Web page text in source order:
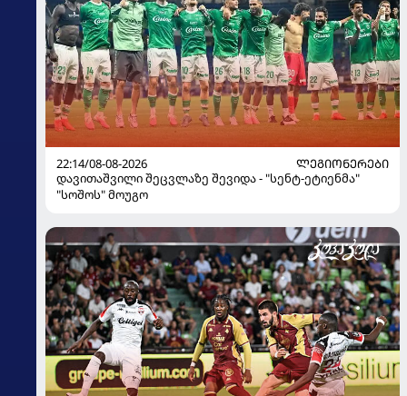
22:14/08-08-2026
ᲚᲔᲒᲘᲝᲜᲔᲠᲔᲑᲘ
დავითაშვილი შეცვლაზე შევიდა - "სენტ-ეტიენმა"
"სოშოს" მოუგო